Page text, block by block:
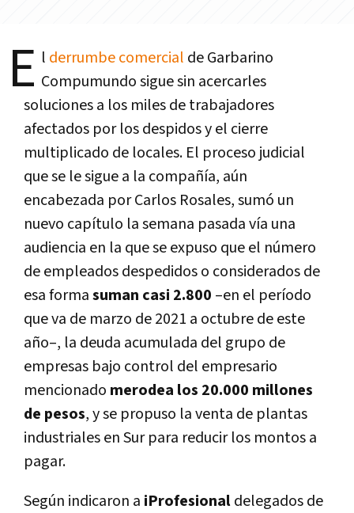
E l derrumbe comercial de Garbarino
Compumundo sigue sin acercarles
soluciones a los miles de trabajadores
afectados por los despidos y el cierre
multiplicado de locales. El proceso judicial
que se le sigue a la compañía, aún
encabezada por Carlos Rosales, sumó un
nuevo capítulo la semana pasada vía una
audiencia en la que se expuso que el número
de empleados despedidos o considerados de
esa formasuman casi 2.800 –en el período
que va de marzo de 2021 a octubre de este
año–, la deuda acumulada del grupo de
empresas bajo control del empresario
mencionado merodea los 20.000 millones
de pesos, y se propuso la venta de plantas
industriales en Sur para reducir los montos a
pagar.
Según indicaron a iProfesionaldelegados de